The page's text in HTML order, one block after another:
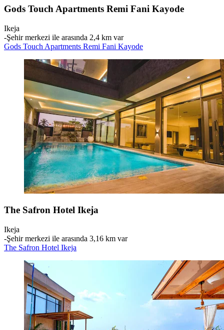
Gods Touch Apartments Remi Fani Kayode
Ikeja
‐Şehir merkezi ile arasında 2,4 km var
Gods Touch Apartments Remi Fani Kayode
The Safron Hotel Ikeja
Ikeja
‐Şehir merkezi ile arasında 3,16 km var
The Safron Hotel Ikeja